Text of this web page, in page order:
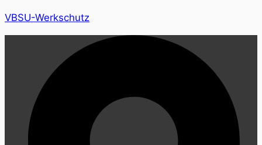
VBSU-Werkschutz